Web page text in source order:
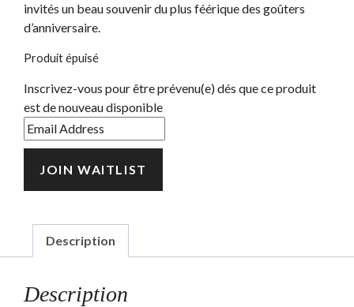
invités un beau souvenir du plus féérique des goûters
d’anniversaire.
Produit épuisé
Inscrivez-vous pour être prévenu(e) dés que ce produit
est de nouveau disponible
Enter
your
email
waitlist
this
JOIN WAITLIST
Description
Description